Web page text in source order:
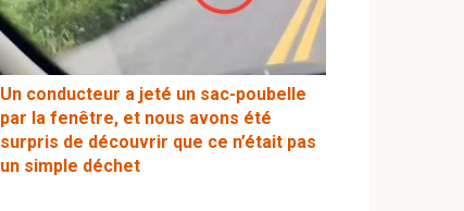
Un conducteur a jeté un sac-poubelle
par la fenêtre, et nous avons été
surpris de découvrir que ce n’était pas
un simple déchet